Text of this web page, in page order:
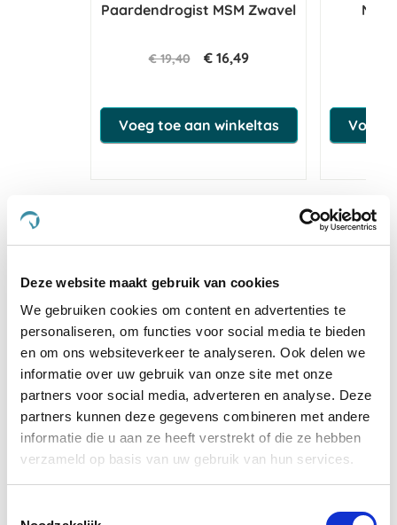
Deze website maakt gebruik van cookies
We gebruiken cookies om content en advertenties te
personaliseren, om functies voor social media te bieden
en om ons websiteverkeer te analyseren. Ook delen we
informatie over uw gebruik van onze site met onze
partners voor social media, adverteren en analyse. Deze
partners kunnen deze gegevens combineren met andere
informatie die u aan ze heeft verstrekt of die ze hebben
verzameld op basis van uw gebruik van hun services.
Paardendrogist MSM Zwavel
€ 19,40 € 16,49
Voeg toe aan winkeltas
NAF
Voeg
rating
Schrijf Een Review Stel Een Vraag
BEOORDELINGEN VRAGEN
6 Beoordelingen
Nadat pro feet rock hard 250 ml